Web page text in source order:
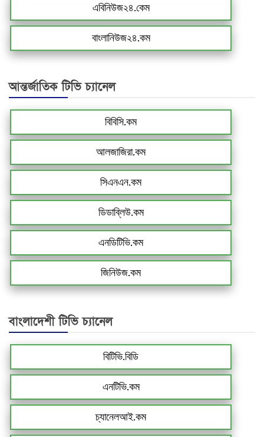
এবিনিউজ২৪.কেম
বাংলানিউজ২৪.কম
আন্তর্জাতিক টিভি চ্যানেল
বিবিসি.কম
আলজাজিরা.কম
সিএনএন.কম
ডিডাব্লিউ.কম
এনডিটিভি.কম
জিনিউজ.কম
বাংলাদেশী টিভি চ্যানেল
বিটিভি.বিডি
এনটিভি.কম
চ্যানেলআই.কম